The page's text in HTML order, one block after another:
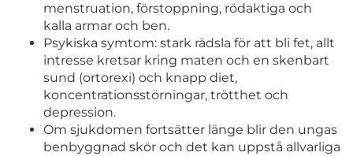
menstruation, förstoppning, rödaktiga och
kalla armar och ben.
Psykiska symtom: stark rädsla för att bli fet, allt
intresse kretsar kring maten och en skenbart
sund (ortorexi) och knapp diet,
koncentrationsstörningar, trötthet och
depression.
Om sjukdomen fortsätter länge blir den ungas
benbyggnad skör och det kan uppstå allvarliga